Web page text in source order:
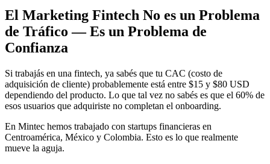
El Marketing Fintech No es un Problema
de Tráfico — Es un Problema de
Confianza
Si trabajás en una fintech, ya sabés que tu CAC (costo de
adquisición de cliente) probablemente está entre $15 y $80 USD
dependiendo del producto. Lo que tal vez no sabés es que el 60% de
esos usuarios que adquiriste no completan el onboarding.
En Mintec hemos trabajado con startups financieras en
Centroamérica, México y Colombia. Esto es lo que realmente
mueve la aguja.